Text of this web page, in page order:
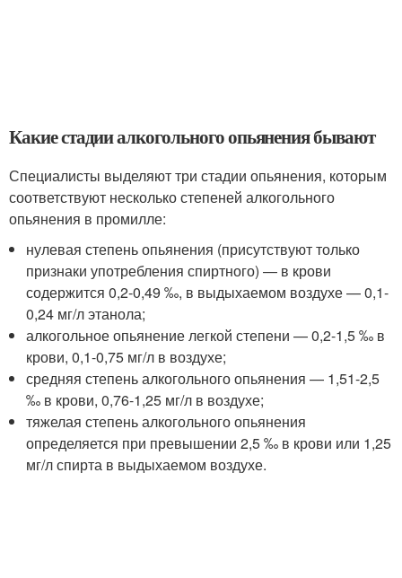
Какие стадии алкогольного опьянения бывают
Специалисты выделяют три стадии опьянения, которым
соответствуют несколько степеней алкогольного
опьянения в промилле:
нулевая степень опьянения (присутствуют только
признаки употребления спиртного) — в крови
содержится 0,2-0,49 ‰, в выдыхаемом воздухе — 0,1-
0,24 мг/л этанола;
алкогольное опьянение легкой степени — 0,2-1,5 ‰ в
крови, 0,1-0,75 мг/л в воздухе;
средняя степень алкогольного опьянения — 1,51-2,5
‰ в крови, 0,76-1,25 мг/л в воздухе;
тяжелая степень алкогольного опьянения
определяется при превышении 2,5 ‰ в крови или 1,25
мг/л спирта в выдыхаемом воздухе.